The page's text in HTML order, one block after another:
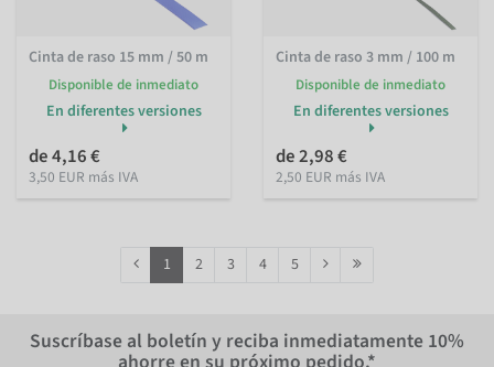
Cinta de raso 15 mm / 50 m
Disponible de inmediato
En diferentes versiones
de 4,16 €
3,50 EUR más IVA
Cinta de raso 3 mm / 100 m
Disponible de inmediato
En diferentes versiones
de 2,98 €
2,50 EUR más IVA
1 2 3 4 5
Suscríbase al boletín y reciba inmediatamente 10%